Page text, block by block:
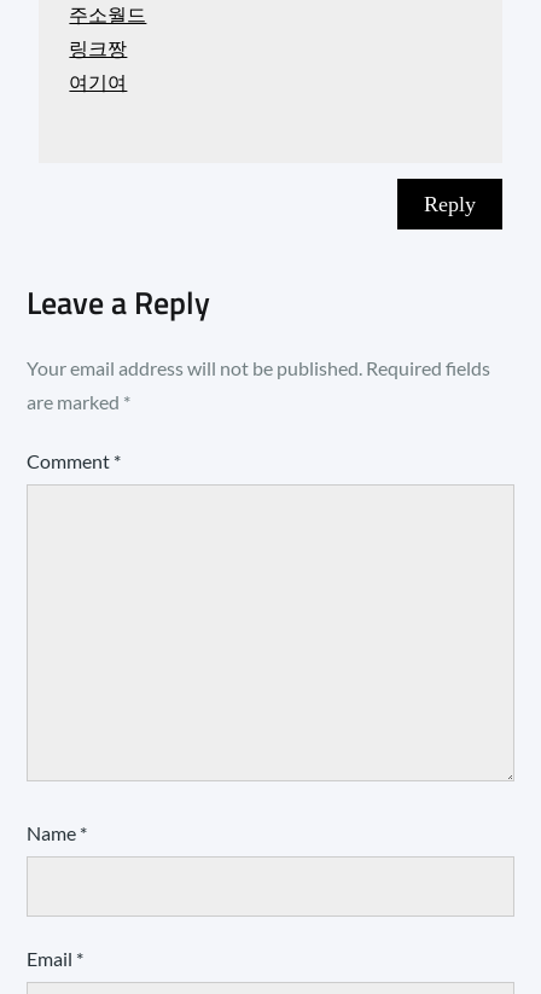
주소월드
링크짱
여기여
Reply
Leave a Reply
Your email address will not be published. Required fields
are marked *
Comment *
Name *
Email *